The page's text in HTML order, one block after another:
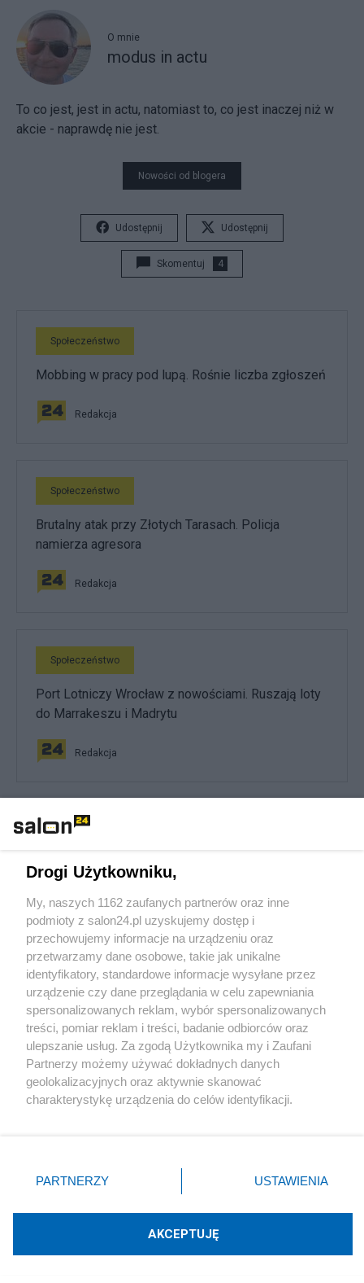
O mnie
modus in actu
To co jest, jest in actu, natomiast to, co jest inaczej niż w
akcie - naprawdę nie jest.
Nowości od blogera
Udostępnij Udostępnij
Skomentuj 4
Społeczeństwo
Mobbing w pracy pod lupą. Rośnie liczba zgłoszeń
Redakcja
Społeczeństwo
Brutalny atak przy Złotych Tarasach. Policja
namierza agresora
Redakcja
Społeczeństwo
Port Lotniczy Wrocław z nowościami. Ruszają loty
do Marrakeszu i Madrytu
Redakcja
Społeczeństwo
Morawiecki proponuje 3600 plus zamiast 800
złotych. Środki dla rodzin byłyby ogromne
Redakcja
Komentarze
POKAŻ KOMENTARZE (4)
Inne tematy w dziale
Głos Regionów
Drogi Użytkowniku,
My, naszych 1162 zaufanych partnerów oraz inne
podmioty z salon24.pl uzyskujemy dostęp i
przechowujemy informacje na urządzeniu oraz
przetwarzamy dane osobowe, takie jak unikalne
identyfikatory, standardowe informacje wysyłane przez
urządzenie czy dane przeglądania w celu zapewniania
spersonalizowanych reklam, wybór spersonalizowanych
treści, pomiar reklam i treści, badanie odbiorców oraz
ulepszanie usług. Za zgodą Użytkownika my i Zaufani
Partnerzy możemy używać dokładnych danych
geolokalizacyjnych oraz aktywnie skanować
charakterystykę urządzenia do celów identyfikacji.
zmienić/wycofać klikając przycisk ustawień prywatności
znajdujący się w lewym dolnym rogu strony
rodzaje przetwarzania danych nie wymagają zgody
użytkownika, ale masz prawo sprzeciwić się takiemu
PARTNERZY USTAWIENIA
AKCEPTUJĘ